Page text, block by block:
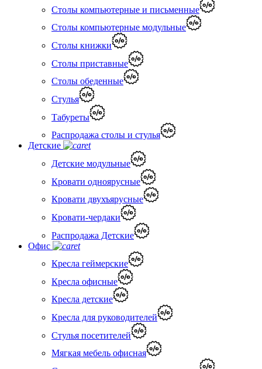
Столы компьютерные и письменные
Столы компьютерные модульные
Столы книжки
Столы приставные
Столы обеденные
Стулья
Табуреты
Распродажа столы и стулья
Детские
Детские модульные
Кровати одноярусные
Кровати двухъярусные
Кровати-чердаки
Распродажа Детские
Офис
Кресла геймерские
Кресла офисные
Кресла детские
Кресла для руководителей
Стулья посетителей
Мягкая мебель офисная